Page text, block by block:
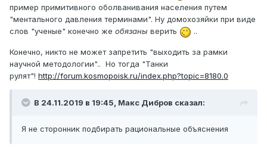
пример примитивного оболванивания населения путем
"ментального давления терминами". Ну домохозяйки при виде
слов "ученые" конечно же обязаны верить ..
Конечно, никто не может запретить "выходить за рамки
научной методологии".. Но тогда "Танки
рулят"! http://forum.kosmopoisk.ru/index.php?topic=8180.0
В 24.11.2019 в 19:45, Макс Дибров сказал:
Я не сторонник подбирать рациональные объяснения